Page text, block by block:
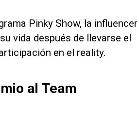
Pinky Show, la influencer
vida después de llevarse el
en el reality.
al Team